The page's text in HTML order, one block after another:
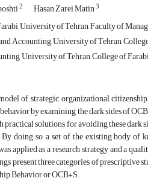
2 Hasan Zarei Matin3
University of Tehran, Faculty of
Accounting, University of Tehran,
University of Tehran, College of
of strategic organizational
by examining the dark sides of
practical solutions for avoiding these
doing so, a set of the existing body
applied as a research strategy and a
present three categories of prescriptive
Behavior or OCB+S.